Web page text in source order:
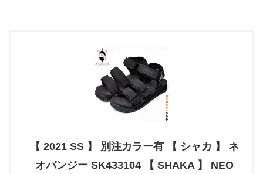
【 2021 SS 】 別注カラー有 【 シャカ 】 ネ
オバンジー SK433104 【 SHAKA 】 NEO